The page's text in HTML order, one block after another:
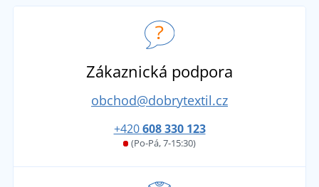
Zákaznická podpora
obchod@dobrytextil.cz
+420608 330 123
(Po-Pá, 7-15:30)